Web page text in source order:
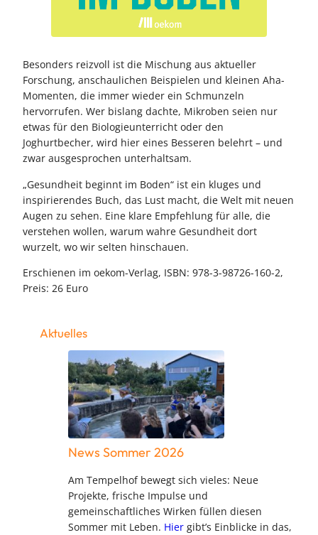
Besonders reizvoll ist die Mischung aus aktueller
Forschung, anschaulichen Beispielen und kleinen Aha-
Momenten, die immer wieder ein Schmunzeln
hervorrufen. Wer bislang dachte, Mikroben seien nur
etwas für den Biologieunterricht oder den
Joghurtbecher, wird hier eines Besseren belehrt – und
zwar ausgesprochen unterhaltsam.
„Gesundheit beginnt im Boden“ ist ein kluges und
inspirierendes Buch, das Lust macht, die Welt mit neuen
Augen zu sehen. Eine klare Empfehlung für alle, die
verstehen wollen, warum wahre Gesundheit dort
wurzelt, wo wir selten hinschauen.
Erschienen im oekom-Verlag, ISBN: 978-3-98726-160-2,
Preis: 26 Euro
Aktuelles
News Sommer 2026
Am Tempelhof bewegt sich vieles: Neue
Projekte, frische Impulse und
gemeinschaftliches Wirken füllen diesen
Sommer mit Leben. Hier gibt’s Einblicke in das,